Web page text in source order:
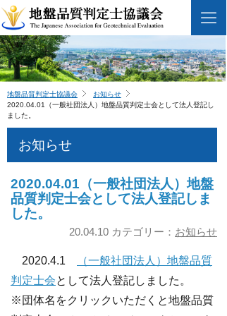
地盤品質判定士協議会
お知らせ
2020.04.01（一般社団法人）地盤品質判定士会として法人登記し
ました。
お知らせ
2020.04.01（一般社団法人）地盤
品質判定士会として法人登記しま
した。
20.04.10 カテゴリー： お知らせ
2020.4.1
（一般社団法人）地盤品質
判定士会として法人登記しました。
※団体名をクリックいただくと地盤品質